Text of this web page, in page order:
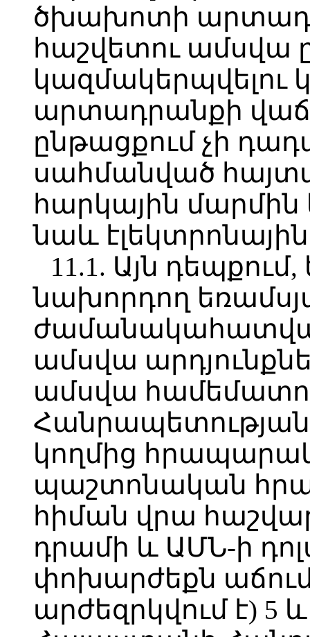
ծխախոտի
հաշվետու ամսվա
արտադրանքի
ընթացքում չի
սահմանված
հարկային մարմին
նաև
11.1. Այն
նախորդող
ամսվա
ամսվա
կողմից
պաշտոնական
հիման վրա
դրամի և ԱՄՆ-ի
փոխարժեքն
արժեզրկվում է) 5